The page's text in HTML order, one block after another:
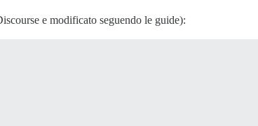
e modificato seguendo le guide):